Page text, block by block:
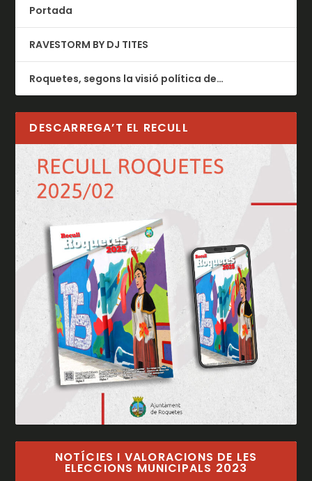
Portada
RAVESTORM BY DJ TITES
Roquetes, segons la visió política de…
DESCARREGA’T EL RECULL
NOTÍCIES I VALORACIONS DE LES
ELECCIONS MUNICIPALS 2023